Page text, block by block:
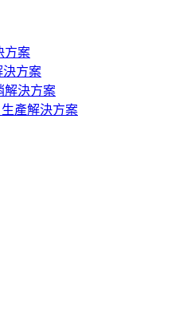
方案
決方案
解決方案
生產解決方案